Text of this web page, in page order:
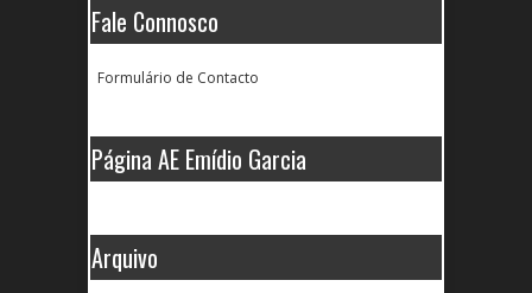
Fale Connosco
Formulário de Contacto
Página AE Emídio Garcia
Arquivo